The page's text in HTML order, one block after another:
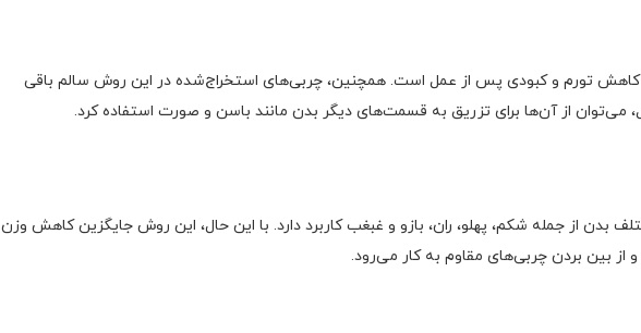
کاهش تورم و کبودی پس از عمل است. همچنین، چربی‌های استخراج‌شده در این روش سالم باقی
می‌توان از آن‌ها برای تزریق به قسمت‌های دیگر بدن مانند باسن و صورت استفاده کرد.
بدن از جمله شکم، پهلو، ران، بازو و غبغب کاربرد دارد. با این حال، این روش جایگزین کاهش وزن
از بین بردن چربی‌های مقاوم به کار می‌رود.